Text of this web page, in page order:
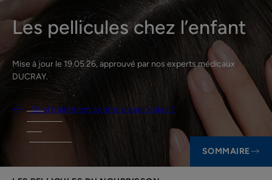
Les pellicules chez l’enfant
Mise à jour le 19.05.26, approuvé par nos experts médicaux
DUCRAY.
Quel traitement contre les pellicules ?
SOMMAIRE